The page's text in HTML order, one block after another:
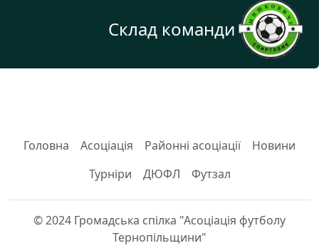
Склад команди
Головна Асоціація Районні асоціації
Новини
Турніри
ДЮФЛ Футзал
© 2024 Громадська спілка "Асоціація футболу
Тернопільщини"